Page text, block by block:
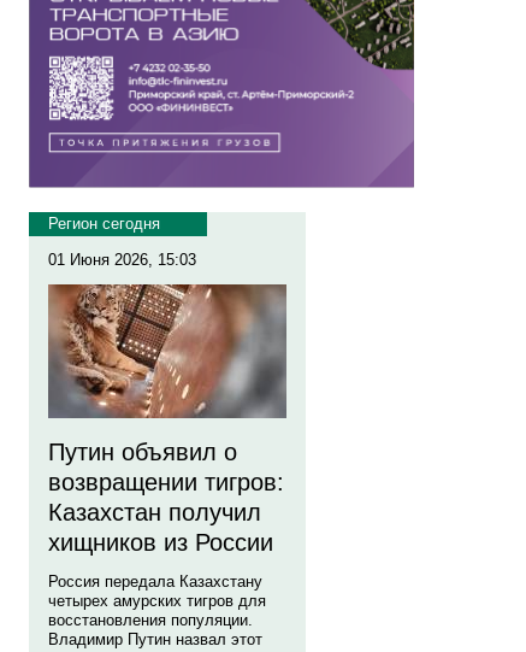
Регион сегодня
01 Июня 2026, 15:03
Путин объявил о
возвращении тигров:
Казахстан получил
хищников из России
Россия передала Казахстану
четырех амурских тигров для
восстановления популяции.
Владимир Путин назвал этот